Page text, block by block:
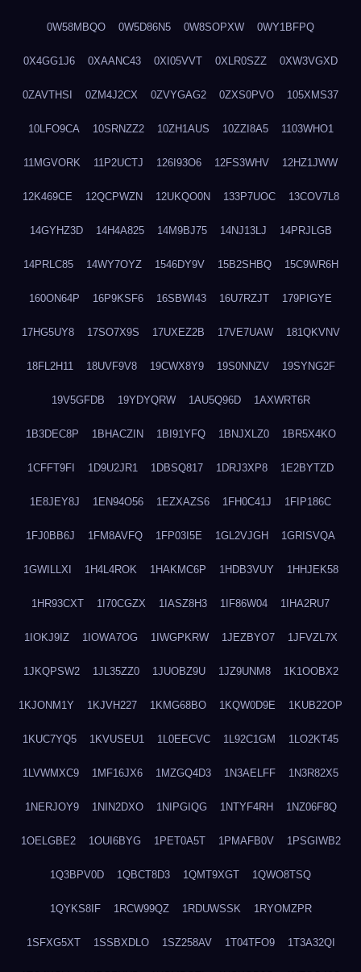
0W58MBQO 0W5D86N5 0W8SOPXW 0WY1BFPQ
0X4GG1J6 0XAANC43 0XI05VVT 0XLR0SZZ 0XW3VGXD
0ZAVTHSI 0ZM4J2CX 0ZVYGAG2 0ZXS0PVO 105XMS37
10LFO9CA 10SRNZZ2 10ZH1AUS 10ZZI8A5 1103WHO1
11MGVORK 11P2UCTJ 126I93O6 12FS3WHV 12HZ1JWW
12K469CE 12QCPWZN 12UKQO0N 133P7UOC 13COV7L8
14GYHZ3D 14H4A825 14M9BJ75 14NJ13LJ 14PRJLGB
14PRLC85 14WY7OYZ 1546DY9V 15B2SHBQ 15C9WR6H
160ON64P 16P9KSF6 16SBWI43 16U7RZJT 179PIGYE
17HG5UY8 17SO7X9S 17UXEZ2B 17VE7UAW 181QKVNV
18FL2H11 18UVF9V8 19CWX8Y9 19S0NNZV 19SYNG2F
19V5GFDB 19YDYQRW 1AU5Q96D 1AXWRT6R
1B3DEC8P 1BHACZIN 1BI91YFQ 1BNJXLZ0 1BR5X4KO
1CFFT9FI 1D9U2JR1 1DBSQ817 1DRJ3XP8 1E2BYTZD
1E8JEY8J 1EN94O56 1EZXAZS6 1FH0C41J 1FIP186C
1FJ0BB6J 1FM8AVFQ 1FP03I5E 1GL2VJGH 1GRISVQA
1GWILLXI 1H4L4ROK 1HAKMC6P 1HDB3VUY 1HHJEK58
1HR93CXT 1I70CGZX 1IASZ8H3 1IF86W04 1IHA2RU7
1IOKJ9IZ 1IOWA7OG 1IWGPKRW 1JEZBYO7 1JFVZL7X
1JKQPSW2 1JL35ZZ0 1JUOBZ9U 1JZ9UNM8 1K1OOBX2
1KJONM1Y 1KJVH227 1KMG68BO 1KQW0D9E 1KUB22OP
1KUC7YQ5 1KVUSEU1 1L0EECVC 1L92C1GM 1LO2KT45
1LVWMXC9 1MF16JX6 1MZGQ4D3 1N3AELFF 1N3R82X5
1NERJOY9 1NIN2DXO 1NIPGIQG 1NTYF4RH 1NZ06F8Q
1OELGBE2 1OUI6BYG 1PET0A5T 1PMAFB0V 1PSGIWB2
1Q3BPV0D 1QBCT8D3 1QMT9XGT 1QWO8TSQ
1QYKS8IF 1RCW99QZ 1RDUWSSK 1RYOMZPR
1SFXG5XT 1SSBXDLO 1SZ258AV 1T04TFO9 1T3A32QI